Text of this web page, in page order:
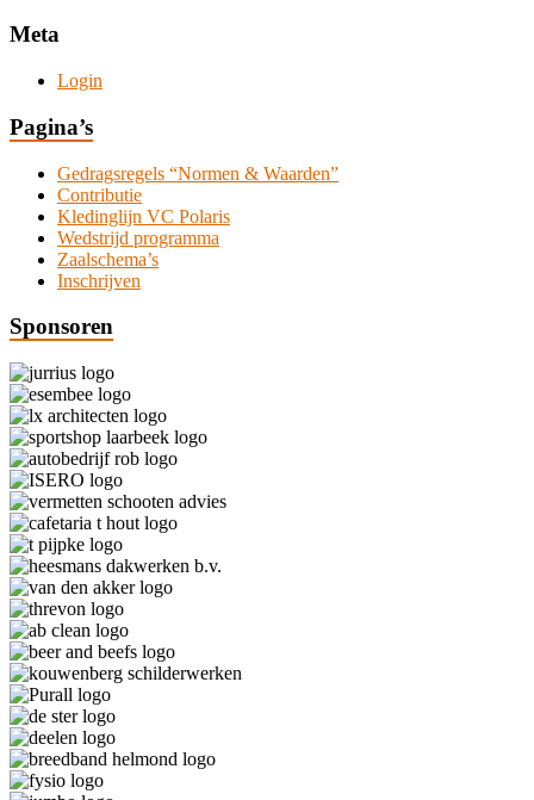
Meta
Login
Pagina’s
Gedragsregels “Normen & Waarden”
Contributie
Kledinglijn VC Polaris
Wedstrijd programma
Zaalschema’s
Inschrijven
Sponsoren